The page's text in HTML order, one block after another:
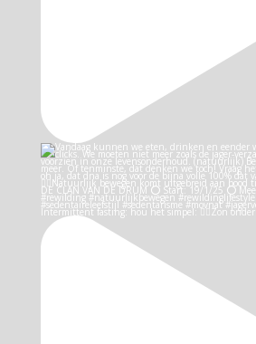
Intermittent fasting: hou het simpel: 👉🏻Zon onder